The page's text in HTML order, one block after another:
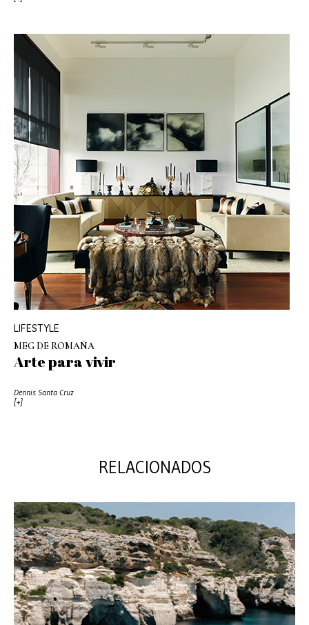
LIFESTYLE
MEG DE ROMAÑA
Arte para vivir
Dennis Santa Cruz
[+]
RELACIONADOS